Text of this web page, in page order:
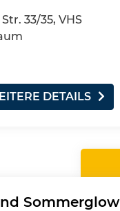
33/35, VHS
DETAILS
Sommerglow